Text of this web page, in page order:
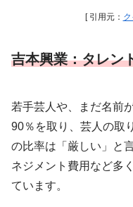
[ 引用元：
吉本興業：タレン
若手芸人や、まだ名前
90％を取り、芸人の取
の比率は「厳しい」と
ネジメント費用など多
ています。